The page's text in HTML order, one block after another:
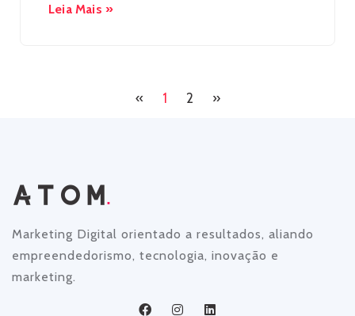
Leia Mais »
« 1 2 »
Marketing Digital orientado a resultados, aliando
empreendedorismo, tecnologia, inovação e
marketing.